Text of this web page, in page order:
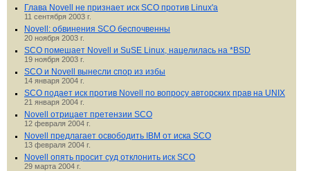
Глава Novell не признает иск SCO против Linux'а
11 сентября 2003 г.
Novell: обвинения SCO беспочвенны
20 ноября 2003 г.
SCO помешает Novell и SuSE Linux, нацелилась на *BSD
19 ноября 2003 г.
SCO и Novell вынесли спор из избы
14 января 2004 г.
SCO подает иск против Novell по вопросу авторских прав на UNIX
21 января 2004 г.
Novell отрицает претензии SCO
12 февраля 2004 г.
Novell предлагает освободить IBM от иска SCO
13 февраля 2004 г.
Novell опять просит суд отклонить иск SCO
29 марта 2004 г.